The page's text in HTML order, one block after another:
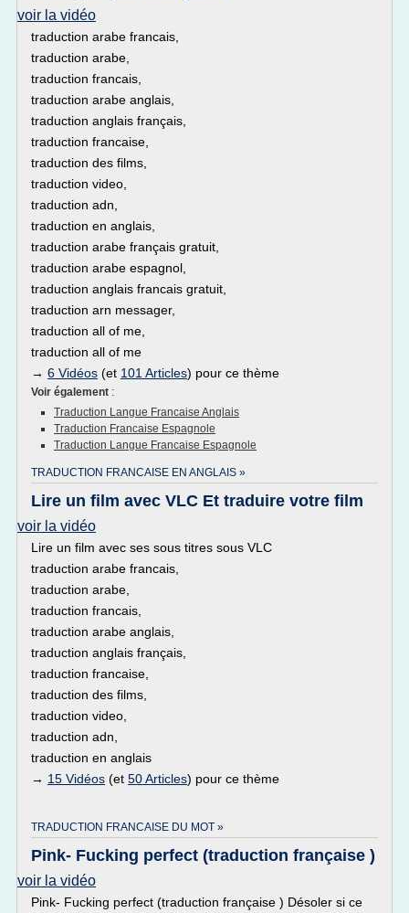
voir la vidéo
traduction arabe francais,
traduction arabe,
traduction francais,
traduction arabe anglais,
traduction anglais français,
traduction francaise,
traduction des films,
traduction video,
traduction adn,
traduction en anglais,
traduction arabe français gratuit,
traduction arabe espagnol,
traduction anglais francais gratuit,
traduction arn messager,
traduction all of me,
traduction all of me
→ 6 Vidéos (et 101 Articles) pour ce thème
Voir également :
Traduction Langue Francaise Anglais
Traduction Francaise Espagnole
Traduction Langue Francaise Espagnole
TRADUCTION FRANCAISE EN ANGLAIS »
Lire un film avec VLC Et traduire votre film
voir la vidéo
Lire un film avec ses sous titres sous VLC
traduction arabe francais,
traduction arabe,
traduction francais,
traduction arabe anglais,
traduction anglais français,
traduction francaise,
traduction des films,
traduction video,
traduction adn,
traduction en anglais
→ 15 Vidéos (et 50 Articles) pour ce thème
TRADUCTION FRANCAISE DU MOT »
Pink- Fucking perfect (traduction française )
voir la vidéo
Pink- Fucking perfect (traduction française ) Désoler si ce